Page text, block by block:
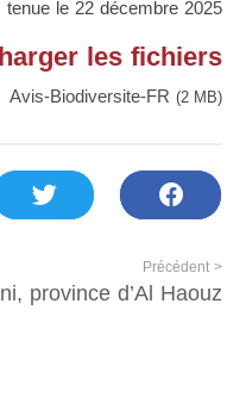
le 22 décembre 2025.
les fichiers
Avis-Biodiversite-FR (2 MB)
< Précédent